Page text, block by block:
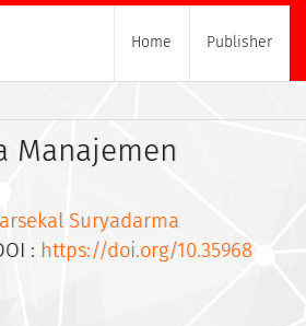
Home Publisher
Manajemen
Suryadarma
: https://doi.org/10.35968